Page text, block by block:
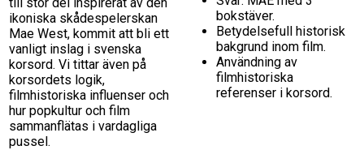
ikoniska skådespelerskan
Mae West, kommit att bli ett
vanligt inslag i svenska
korsord. Vi tittar även på
korsordets logik,
filmhistoriska influenser och
hur popkultur och film
sammanflätas i vardagliga
pussel.
bokstäver.
Betydelsefull historisk
bakgrund inom film.
Användning av
filmhistoriska
referenser i korsord.